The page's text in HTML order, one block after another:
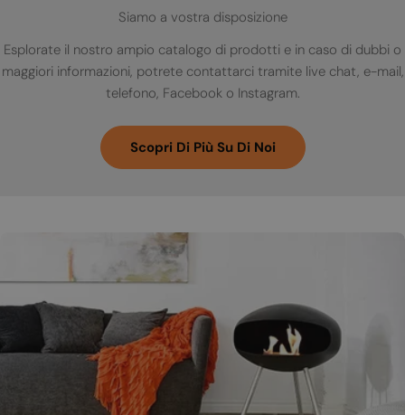
Siamo a vostra disposizione
Esplorate il nostro ampio catalogo di prodotti e in caso di dubbi o
maggiori informazioni, potrete contattarci tramite live chat, e-mail,
telefono, Facebook o Instagram.
Scopri Di Più Su Di Noi